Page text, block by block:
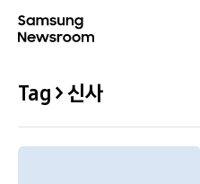
Tag > 신사